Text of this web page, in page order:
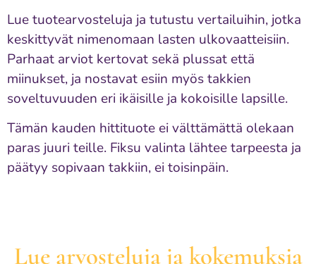
Lue tuotearvosteluja ja tutustu vertailuihin, jotka
keskittyvät nimenomaan lasten ulkovaatteisiin.
Parhaat arviot kertovat sekä plussat että
miinukset, ja nostavat esiin myös takkien
soveltuvuuden eri ikäisille ja kokoisille lapsille.
Tämän kauden hittituote ei välttämättä olekaan
paras juuri teille. Fiksu valinta lähtee tarpeesta ja
päätyy sopivaan takkiin, ei toisinpäin.
Lue arvosteluja ja kokemuksia